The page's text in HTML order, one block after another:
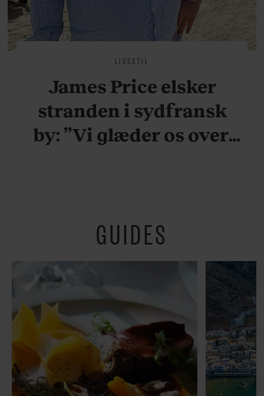
LIVSSTIL
James Price elsker
stranden i sydfransk
by: ”Vi glæder os over,
fredeligt”
GUIDES